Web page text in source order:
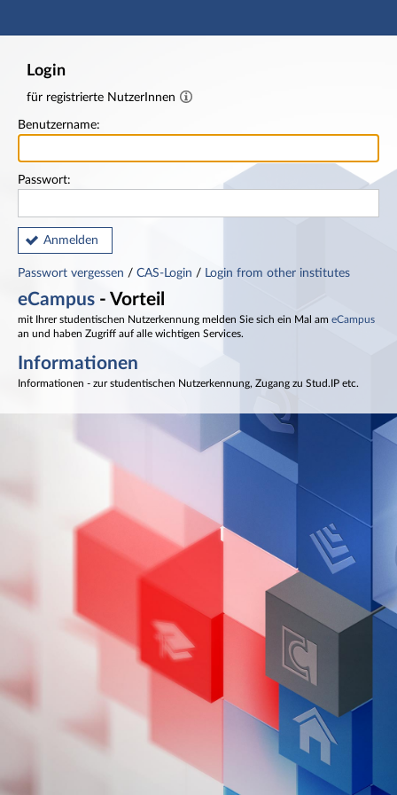
Hauptnavigation
Login
für registrierte NutzerInnen
Benutzername:
Passwort:
Anmelden
Passwort vergessen / CAS-Login / Login from other institutes
eCampus - Vorteil
mit Ihrer studentischen Nutzerkennung melden Sie sich ein Mal am eCampus
an und haben Zugriff auf alle wichtigen Services.
Informationen
Informationen - zur studentischen Nutzerkennung, Zugang zu Stud.IP etc.